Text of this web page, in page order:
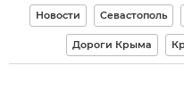
Новости Севастополь
Дороги Крыма